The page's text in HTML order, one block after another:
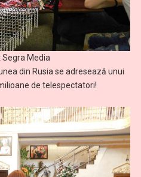
Segra Media
din Rusia se adresează unui
de telespectatori!